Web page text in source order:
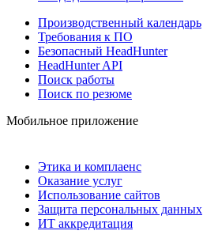
Производственный календарь
Требования к ПО
Безопасный HeadHunter
HeadHunter API
Поиск работы
Поиск по резюме
Мобильное приложение
Этика и комплаенс
Оказание услуг
Использование сайтов
Защита персональных данных
ИТ аккредитация